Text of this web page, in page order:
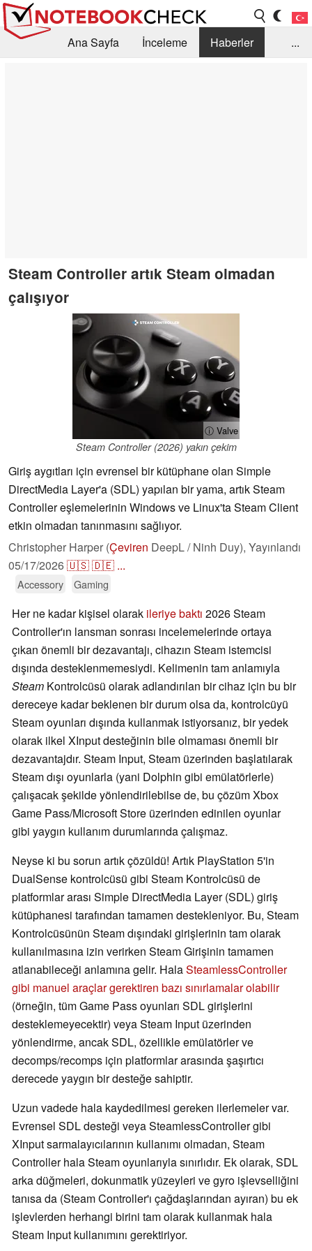
Ana Sayfa İnceleme
Haberler
...
Steam Controller artık Steam olmadan
çalışıyor
ⓘ Valve
Steam Controller (2026) yakın çekim
Giriş aygıtları için evrensel bir kütüphane olan Simple
DirectMedia Layer'a (SDL) yapılan bir yama, artık Steam
Controller eşlemelerinin Windows ve Linux'ta Steam Client
etkin olmadan tanınmasını sağlıyor.
Christopher Harper (Çeviren DeepL / Ninh Duy), Yayınlandı
05/17/2026🇺🇸🇩🇪 ...
Accessory Gaming
Her ne kadar kişisel olarak ileriye baktı 2026 Steam
Controller'ın lansman sonrası incelemelerinde ortaya
çıkan önemli bir dezavantajı, cihazın Steam istemcisi
dışında desteklenmemesiydi. Kelimenin tam anlamıyla
Steam Kontrolcüsü olarak adlandırılan bir cihaz için bu bir
dereceye kadar beklenen bir durum olsa da, kontrolcüyü
Steam oyunları dışında kullanmak istiyorsanız, bir yedek
olarak ilkel XInput desteğinin bile olmaması önemli bir
dezavantajdır. Steam Input, Steam üzerinden başlatılarak
Steam dışı oyunlarla (yani Dolphin gibi emülatörlerle)
çalışacak şekilde yönlendirilebilse de, bu çözüm Xbox
Game Pass/Microsoft Store üzerinden edinilen oyunlar
gibi yaygın kullanım durumlarında çalışmaz.
Neyse ki bu sorun artık çözüldü! Artık PlayStation 5'in
DualSense kontrolcüsü gibi Steam Kontrolcüsü de
platformlar arası Simple DirectMedia Layer (SDL) giriş
kütüphanesi tarafından tamamen destekleniyor. Bu, Steam
Kontrolcüsünün Steam dışındaki girişlerinin tam olarak
kullanılmasına izin verirken Steam Girişinin tamamen
atlanabileceği anlamına gelir. HalaSteamlessController
gibi manuel araçlar gerektiren bazı sınırlamalar olabilir
(örneğin, tüm Game Pass oyunları SDL girişlerini
desteklemeyecektir) veya Steam Input üzerinden
yönlendirme, ancak SDL, özellikle emülatörler ve
decomps/recomps için platformlar arasında şaşırtıcı
derecede yaygın bir desteğe sahiptir.
Uzun vadede hala kaydedilmesi gereken ilerlemeler var.
Evrensel SDL desteği veya SteamlessController gibi
XInput sarmalayıcılarının kullanımı olmadan, Steam
Controller hala Steam oyunlarıyla sınırlıdır. Ek olarak, SDL
arka düğmeleri, dokunmatik yüzeyleri ve gyro işlevselliğini
tanısa da (Steam Controller'ı çağdaşlarından ayıran) bu ek
işlevlerden herhangi birini tam olarak kullanmak hala
Steam Input kullanımını gerektiriyor.